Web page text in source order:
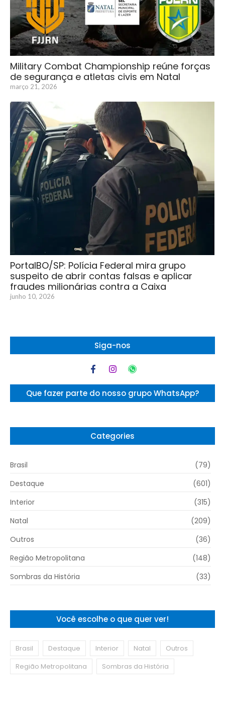
Military Combat Championship reúne forças
de segurança e atletas civis em Natal
março 21, 2026
PortalBO/SP: Polícia Federal mira grupo
suspeito de abrir contas falsas e aplicar
fraudes milionárias contra a Caixa
junho 10, 2026
Siga-nos
Que fazer parte do nosso grupo WhatsApp?
Categories
Brasil
(79)
Destaque
(601)
Interior
(315)
Natal
(209)
Outros
(36)
Região Metropolitana
(148)
Sombras da História
(33)
Você escolhe o que quer ver!
Brasil Destaque Interior Natal
Outros
Região Metropolitana
Sombras da História